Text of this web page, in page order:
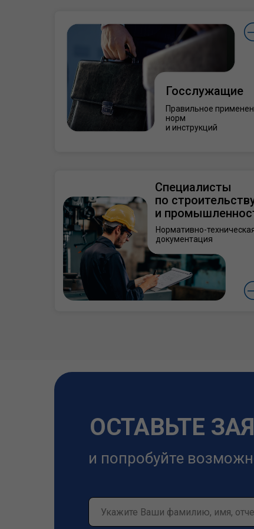
Госслужащие
Правильное
норм
и инструкций
Специалисты
по
и
Нормативно-
документация
и попробуйте
ОСТАВЬТЕ